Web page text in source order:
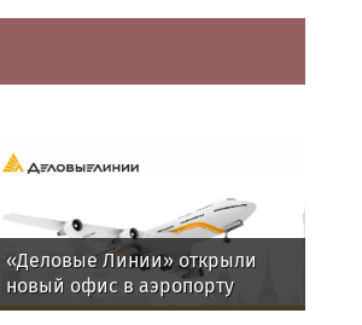
«Деловые Линии» открыли
новый офис в аэропорту
Благовещенска